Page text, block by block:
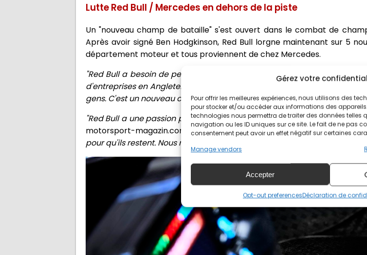
Gérez votre
Pour offrir les meilleures expériences, nous utilisons des
pour stocker et/ou accéder aux informations des
technologies nous permettra de traiter des données telles
navigation ou les ID uniques sur ce site. Le fait de ne pas
consentement peut avoir un effet négatif sur certaines
Manage vendors
Accepter
Opt-out preferencesDéclaration de
Lutte Red Bull / Mercedes en dehors de la piste
Un "nouveau champ de bataille" s'est ouvert dans le combat de
Après avoir signé Ben Hodgkinson, Red Bull lorgne maintenant sur 5
département moteur et tous proviennent de chez Mercedes.
"Red Bull a besoin de personnes pour son projet" , a déclaré Toto Wolff
d'entreprises en Angleterre où ils peuvent s'adresser, il fallait donc
gens. C'est un nouveau champ de bataille et une nouvelle partie de la
"Red Bull a une passion pour la course et toute l'équipe est sur la même
motorsport-magazin.com. "Mercedes propose de doubler les salaires
pour qu'ils restent. Nous ne faisons pas cela"